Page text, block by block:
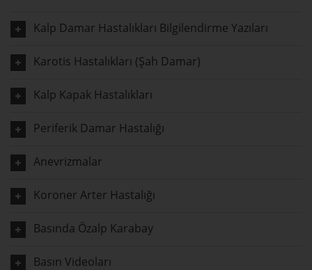
Kalp Damar Hastalıkları Bilgilendirme Yazıları
Karotis Hastalıkları (Şah Damar)
Kalp Kapak Hastalıkları
Periferik Damar Hastalığı
Anevrizmalar
Koroner Arter Hastalığı
Basında Özalp Karabay
Basın Videoları